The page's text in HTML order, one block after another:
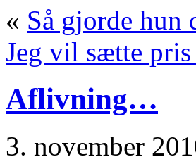
« Så gjorde
Jeg vil sætte
Aflivning…
3. november